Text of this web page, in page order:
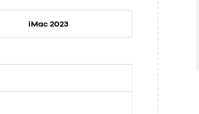
iMac 2023